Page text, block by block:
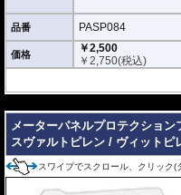
ニングクロス、細かい埃も除去
仕上げるスキージがセットになっ
またこのフィルムは多少の気泡な
優れもの。満足のいく取付が容易
シリコーン系粘着材を採用し、メ
を剥がせば、元通りの状態になり
品番 PASP084
価格
￥2,500
￥2,750(税込)
メーターパネルプロテクショ
スヴァルトピレン / ヴィットピ
スワイプでスクロール、クリック(